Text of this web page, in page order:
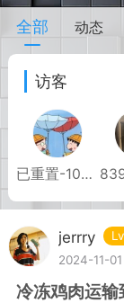
华人社区信息发布
全部 动态
访客
已重置-10945
jerrry
2024-11-
冷冻鸡肉运